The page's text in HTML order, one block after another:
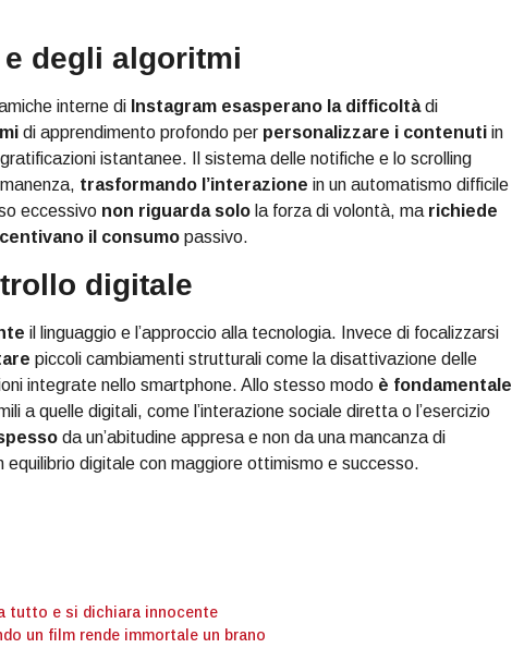
degli algoritmi
interne di Instagram esasperano la difficoltàdi
di apprendimento profondo per personalizzare i contenuti in
istantanee. Il sistema delle notifiche e lo scrolling
trasformando l’interazione in un automatismo difficile
eccessivo non riguarda solo la forza di volontà, ma richiede
il consumo passivo.
digitale
il linguaggio e l’approccio alla tecnologia. Invece di focalizzarsi
piccoli cambiamenti strutturali come la disattivazione delle
integrate nello smartphone. Allo stesso modo è fondamentale
a quelle digitali, come l’interazione sociale diretta o l’esercizio
da un’abitudine appresa e non da una mancanza di
equilibrio digitale con maggiore ottimismo e successo.
tutto e si dichiara innocente
un film rende immortale un brano